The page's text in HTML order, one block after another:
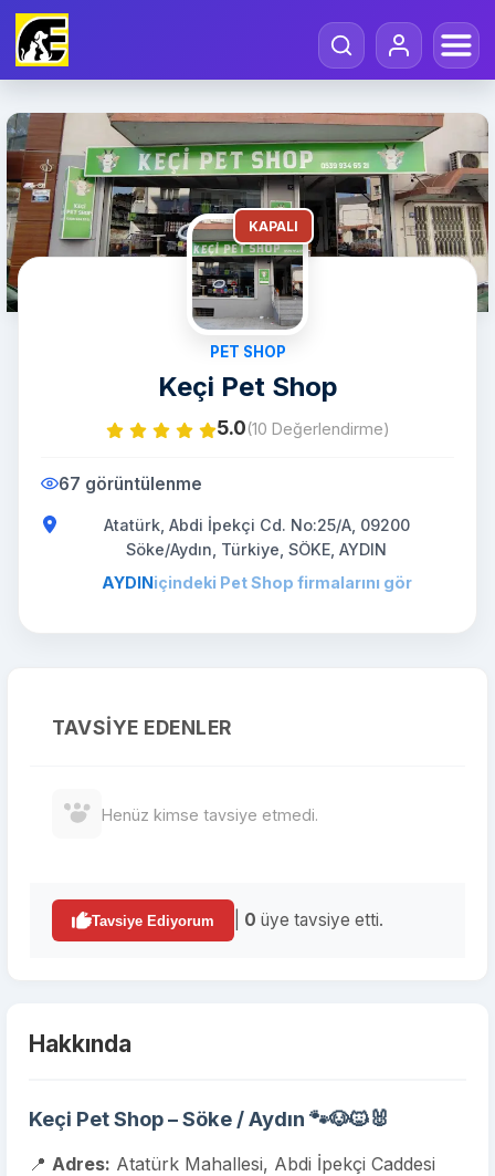
KAPALI
PET SHOP
Keçi Pet Shop
5.0(10 Değerlendirme)
67 görüntülenme
Atatürk, Abdi İpekçi Cd. No:25/A, 09200
Söke/Aydın, Türkiye, SÖKE, AYDIN
AYDINiçindeki Pet Shop firmalarını gör
TAVSIYE EDENLER
Henüz kimse tavsiye etmedi.
Tavsiye Ediyorum 0 üye tavsiye etti.
Hakkında
Keçi Pet Shop – Söke / Aydın 🐾🐶🐱🐰
📍 Adres: Atatürk Mahallesi, Abdi İpekçi Caddesi